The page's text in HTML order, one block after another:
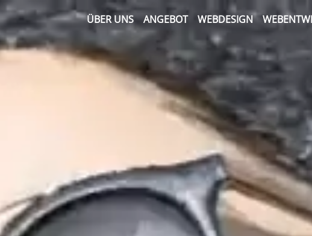
ÜBER UNS ANGEBOT WEBDESIGN